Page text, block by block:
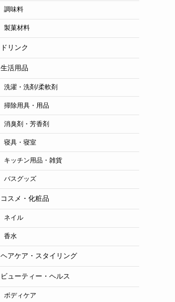
調味料
製菓材料
ドリンク
生活用品
洗濯・洗剤/柔軟剤
掃除用具・用品
消臭剤・芳香剤
寝具・寝室
キッチン用品・雑貨
バスグッズ
コスメ・化粧品
ネイル
香水
ヘアケア・スタイリング
ビューティー・ヘルス
ボディケア